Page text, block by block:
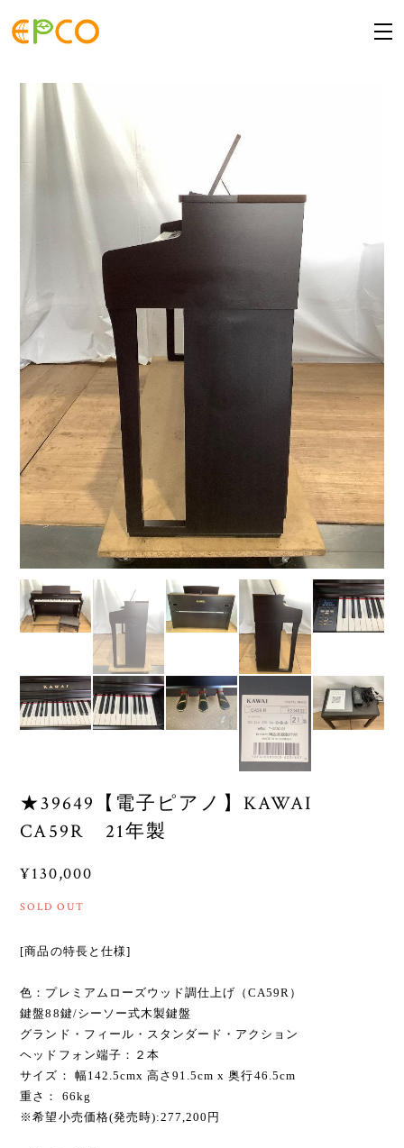
★39649【電子ピアノ】KAWAI
CA59R 21年製
¥130,000
SOLD OUT
[商品の特長と仕様]
色：プレミアムローズウッド調仕上げ（CA59R）
鍵盤88鍵/シーソー式木製鍵盤
グランド・フィール・スタンダード・アクション
ヘッドフォン端子：２本
サイズ： 幅142.5cmx 高さ91.5cm x 奥行46.5cm
重さ： 66kg
※希望小売価格(発売時):277,200円